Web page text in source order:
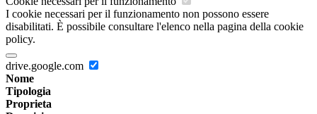
I cookie necessari per il funzionamento non possono essere
disabilitati. È possibile consultare l'elenco nella pagina della cookie
policy.
drive.google.com
Nome
Tipologia
Proprieta